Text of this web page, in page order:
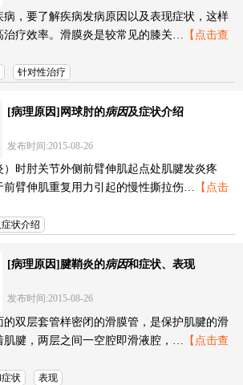
，要了解疾病发病原因以及表现症状，这样
治疗效率。滑膜炎是较常见的膝关… 【点击查
针对性治疗
[病理原因]网球肘的病因及症状介绍
发布时间:2015-08-26
）时肘关节外侧前臂伸肌起点处肌腱发炎疼
前臂伸肌重复用力引起的慢性撕拉伤… 【点击
状介绍
[病理原因]腱鞘炎的病因和症状、表现
发布时间:2015-08-26
的双层套管样密闭的滑膜管，是保护肌腱的滑
腱，两层之间一空腔即滑液腔，…
【点击查
状 表现